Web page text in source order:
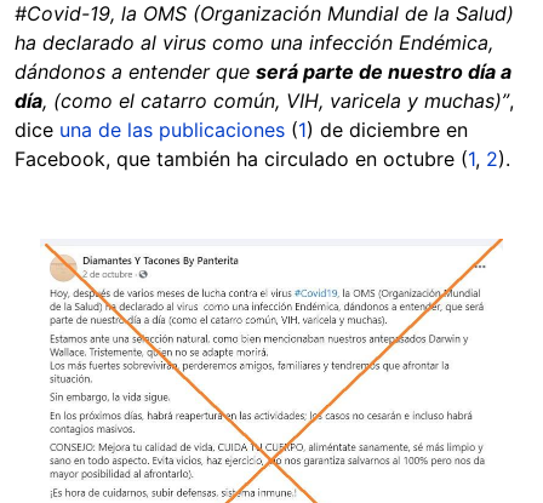
#Covid-19, la OMS (Organización Mundial de la Salud)
ha declarado al virus como una infección Endémica,
dándonos a entender que será parte de nuestro día a
día, (como el catarro común, VIH, varicela y muchas)”,
dice una de las publicaciones (1) de diciembre en
Facebook, que también ha circulado en octubre (1, 2).
Image